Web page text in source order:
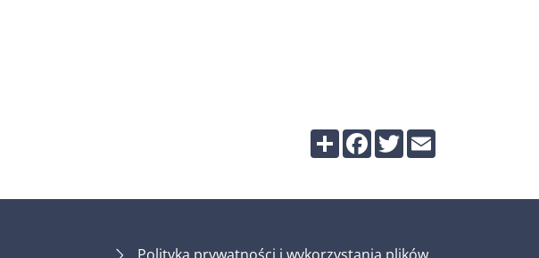
ShareFacebook
Twitter
Polityka prywatności i wykorzystania plików